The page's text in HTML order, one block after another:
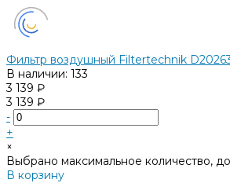
Фильтр воздушный Filtertechnik
В наличии: 133
3 139 ₽
3 139 ₽
-
+
×
Выбрано максимальное количество,
В корзину